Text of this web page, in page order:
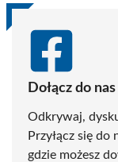
Dołącz do
Odkrywaj,
Przyłącz się do
gdzie możesz